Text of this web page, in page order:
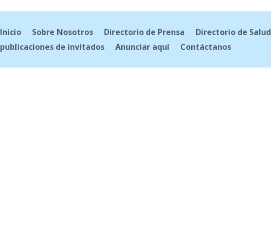
Inicio Sobre Nosotros Directorio de Prensa Directorio de Salud
publicaciones de invitados
Anunciar aquí Contáctanos